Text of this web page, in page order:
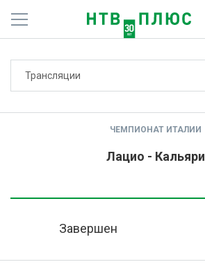
Трансляции
ЧЕМПИОНАТ ИТАЛИИ
Лацио - Кальяри
Завершен